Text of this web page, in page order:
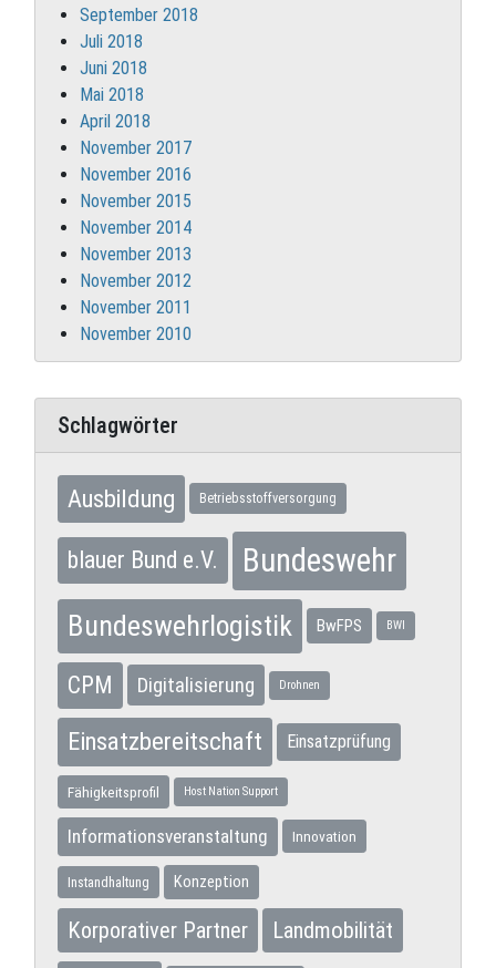
September 2018
Juli 2018
Juni 2018
Mai 2018
April 2018
November 2017
November 2016
November 2015
November 2014
November 2013
November 2012
November 2011
November 2010
Schlagwörter
Ausbildung Betriebsstoffversorgung
blauer Bund e.V. Bundeswehr
Bundeswehrlogistik BwFPS BWI
CPM Digitalisierung Drohnen
Einsatzbereitschaft Einsatzprüfung
Fähigkeitsprofil Host Nation Support
Informationsveranstaltung Innovation
Instandhaltung Konzeption
Korporativer Partner Landmobilität